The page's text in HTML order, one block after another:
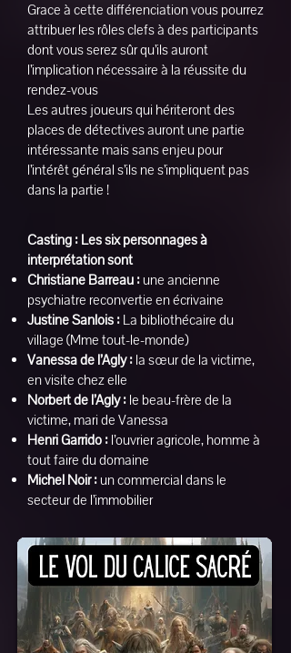
Grace à cette différenciation vous pourrez
attribuer les rôles clefs à des participants
dont vous serez sûr qu’ils auront
l’implication nécessaire à la réussite du
rendez-vous
Les autres joueurs qui hériteront des
places de détectives auront une partie
intéressante mais sans enjeu pour
l’intérêt général s’ils ne s’impliquent pas
dans la partie !
Casting : Les six personnages à
interprétation sont
Christiane Barreau :une ancienne
psychiatre reconvertie en écrivaine
Justine Sanlois : La bibliothécaire du
village (Mme tout-le-monde)
Vanessa de l’Agly : la sœur de la victime,
en visite chez elle
Norbert de l’Agly : le beau-frère de la
victime, mari de Vanessa
Henri Garrido : l’ouvrier agricole, homme à
tout faire du domaine
Michel Noir :un commercial dans le
secteur de l’immobilier